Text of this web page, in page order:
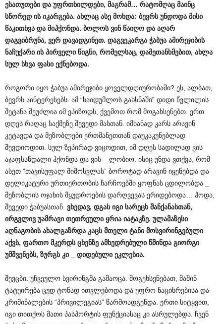
ესათუთები და უფრთხილდები, მაგრამ… რატომღაც მაინც
სწორედ ის იკარგება. ახლაც ასე მოხდა: ბევრს უნდოდა მისი
წაკითხვა და მიჰქონდა. ბოლოს ვინ წაიღო და აღარ
დაგვიბრუნა, ვერ დავადგინეთ. დაგვეკარგა ჭაბუა ამირეჯიბის
ნაჩუქარი ის პირველი წიგნი, რომელსაც, დამეთანხმებით, ახლა
სულ სხვა ფასი ექნებოდა.
როგორი იყო ჭაბუა ამირეჯიბი ყოველდღიურობაში? ეს, ალბათ,
ბევრს აინტერესებს. ამ “საიდუმლოს გახსნაში” დიდი წვლილის
შეტანა შეუძლია იმ ეპიზოდს, ქვემოთ რომ მოგახსენებთ. ერთ
დღეს რაღაც საქმეზე შევედი მასთან. იმხანად კარს არავინ
კეტავდა და მეზობლები ერთმანეთთან დაუკაკუნებლად
შევდიოდით. სულ ზეპირად ვიცოდით, იმ დღეს სადილად ვის
აჯაფსანდალი ჰქონდა და ვის _ ლობიო. ისიც უნდა ვთქვა, რომ
ასეთ “თავისუფალ მიმოსვლას” ბოროტად არავინ იყენებდა და
დელიკატური ურთიერთობის ჩარჩოებში ყოფნას ცდილობდა _
მეზობლის ოჯახის მყუდროების დარღვევას ერიდებოდა… ჰოდა,
შევედი ჭაბუასთან. ვხედავ, დგას იგი სარეცხ მანქანასთან,
ირგვლივ უამრავი თეთრეული ყრია იატაკზე. ულამაზესი
აღნაგობის ახალგაზრდა კაცს მთელი ტანი მოსვირინგებული
აქვს, ფართო მკერდს ცხენზე ამხედრებული წმინდა გიორგი
უმშვენებს, ზურგს კი დიდებული ეკლესია.
შევცბი. უჩვეულო სვირინგმა გამაოცა. მოგეხსენებათ, მაშინ
ტატუირება ცუდ ტონად ითვლებოდა და უფრო ნაციხრებისა და
კრიმინალების “პრივილეგიას” წარმოადგენდა. ერთი სიტყვით,
იგი თითქოს მათი პასპორტის ფუნქციასაც კი ასრულებდა. ჩვენ